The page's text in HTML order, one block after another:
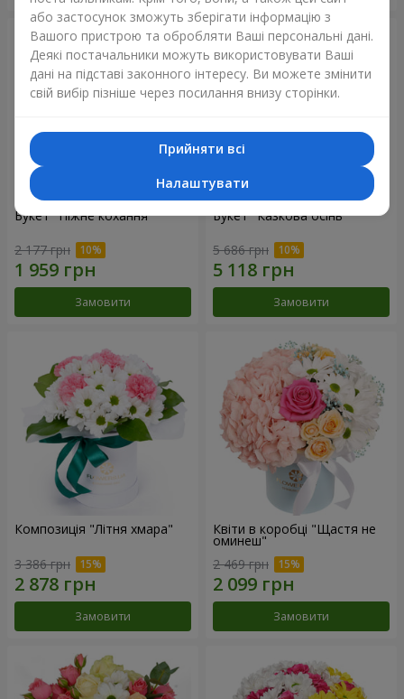
Букет "Ніжне кохання"
2 177 грн
Замовити
Букет "Казкова осінь"
5 686 грн
Замовити
Композиція "Літня хмара"
3 386 грн
Замовити
Квіти в коробці "Щастя не
оминеш"
2 469 грн
Замовити
або застосунок зможуть зберігати інформацію з
Вашого пристрою та обробляти Ваші персональні дані.
Деякі постачальники можуть використовувати Ваші
дані на підставі законного інтересу. Ви можете змінити
свій вибір пізніше через посилання внизу сторінки.
Прийняти всі
Налаштувати